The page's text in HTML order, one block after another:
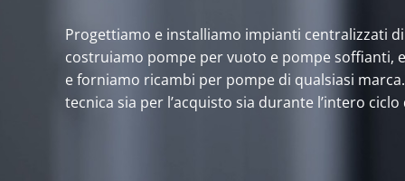
Progettiamo e installiamo impianti centralizzati
costruiamo pompe per vuoto e pompe soffianti,
e forniamo ricambi per pompe di qualsiasi
tecnica sia per l’acquisto sia durante l’intero